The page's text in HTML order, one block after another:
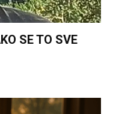
SE TO SVE